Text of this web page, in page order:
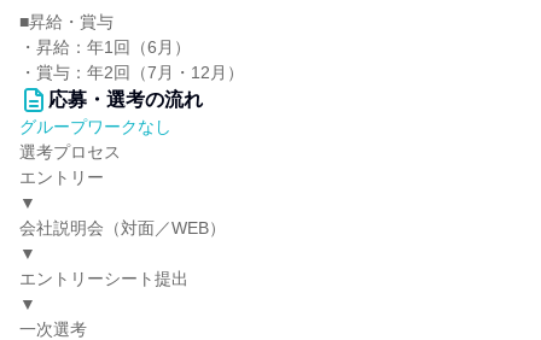
■昇給・賞与
・昇給：年1回（6月）
・賞与：年2回（7月・12月）
応募・選考の流れ
グループワークなし
選考プロセス
エントリー
▼
会社説明会（対面／WEB）
▼
エントリーシート提出
▼
一次選考